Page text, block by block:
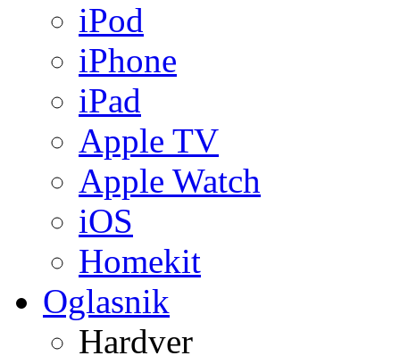
iPod
iPhone
iPad
Apple TV
Apple Watch
iOS
Homekit
Oglasnik
Hardver